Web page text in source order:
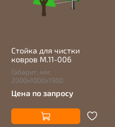
Стойка для чистки
ковров М.11-006
Габарит, мм:
2000х1000х1900
Цена по запросу